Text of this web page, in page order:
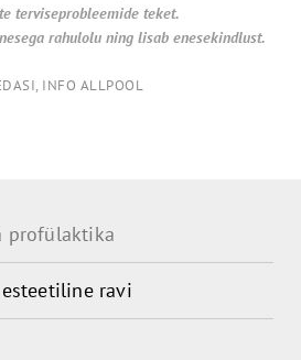
terviseprobleemide teket.
rahulolu ning lisab enesekindlust.
INFO ALLPOOL
profülaktika
ravi